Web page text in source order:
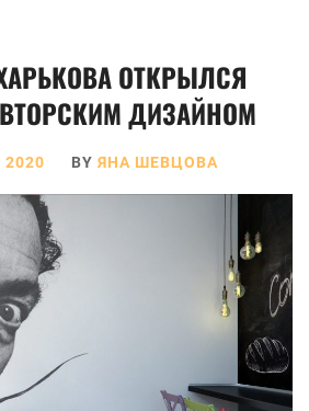
ОТКРЫЛСЯ
ДИЗАЙНОМ
BY ЯНА ШЕВЦОВА